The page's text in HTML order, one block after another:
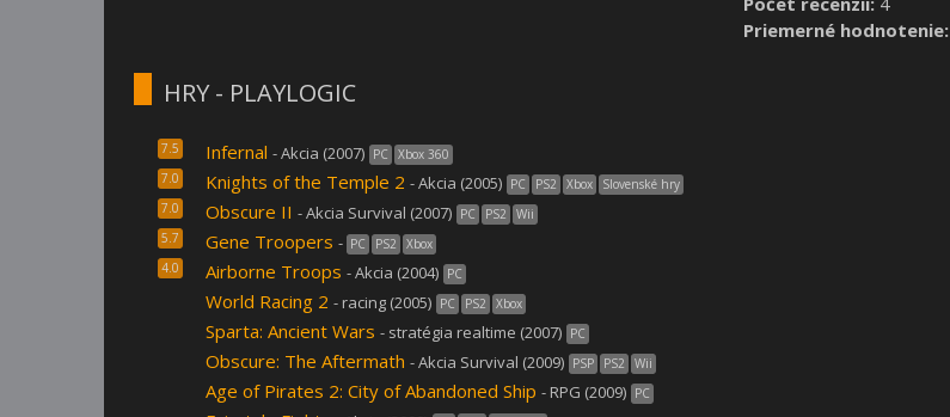
Priemerné hodnotenie:
HRY - PLAYLOGIC
Infernal - Akcia (2007) PC Xbox 360
7.5
Knights of the Temple 2 - Akcia (2005) PC PS2 Xbox Slovenské hry
7.0
Obscure II - Akcia Survival (2007) PC PS2 Wii
7.0
Gene Troopers - PC PS2 Xbox
5.7
Airborne Troops - Akcia (2004) PC
4.0
World Racing 2 - racing (2005) PC PS2 Xbox
Sparta: Ancient Wars - stratégia realtime (2007) PC
Obscure: The Aftermath - Akcia Survival (2009) PSP PS2 Wii
Age of Pirates 2: City of Abandoned Ship - RPG (2009) PC